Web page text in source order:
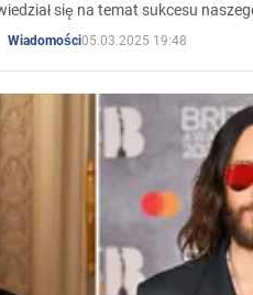
się na temat sukcesu
Wiadomości05.03.2025 19:48